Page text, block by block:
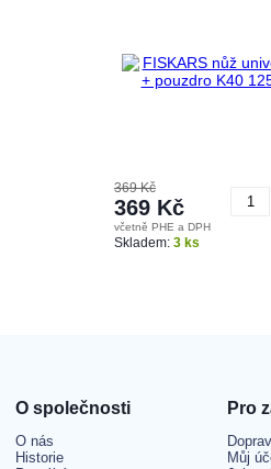
369 Kč
369 Kč
včetně PHE a DPH
Skladem: 3 ks
O společnosti
O nás
Historie
Pro
Můj